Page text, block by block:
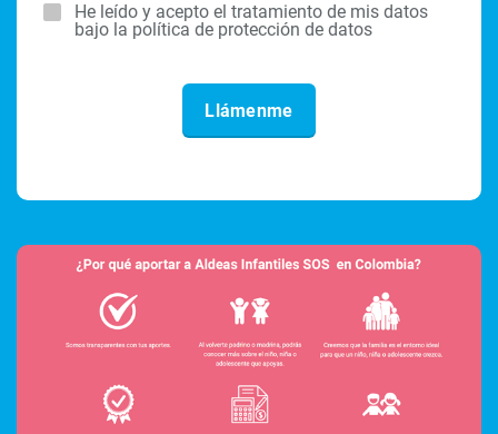
He leído y acepto el tratamiento de mis datos
bajo la política de protección de datos